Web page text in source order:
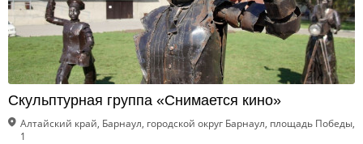
Скульптурная группа «Снимается кино»
Алтайский край, Барнаул, городской округ Барнаул, площадь Победы,
1